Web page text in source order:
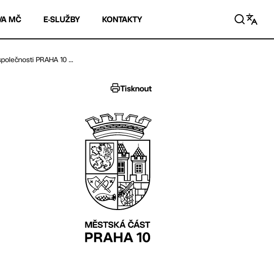
MČ E-SLUŽBY KONTAKTY
PRAHA 10 ...
Tisknout